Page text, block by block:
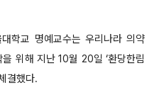
학교 명예교수는 우리나라 의약
위해 지난 10월 20일 ‘환당한림
결했다.